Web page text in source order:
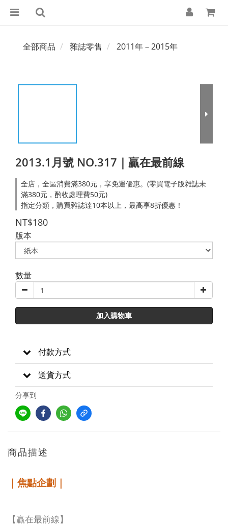
全部商品 雜誌零售 2011年－2015年
2013.1月號 NO.317｜贏在最前線
全店，全區消費滿380元，享免運優惠。(零買電子版雜誌未
滿380元，酌收處理費50元)
指定分類，購買雜誌達10本以上，最高享8折優惠！
NT$180
版本
數量
加入購物車
付款方式
送貨方式
分享到
商品描述
｜焦點企劃｜
【贏在最前線】